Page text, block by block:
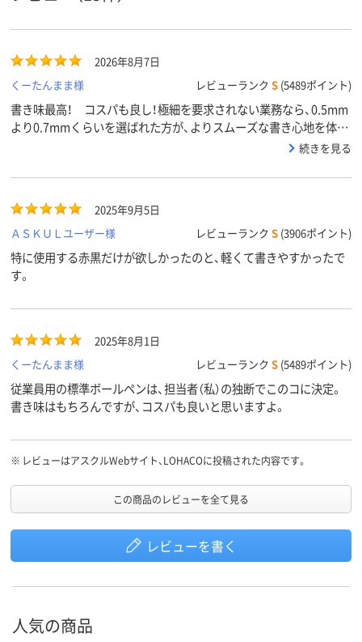
インク色 黒･赤 黒・赤 黒色／赤色
カラーグ
ブラック系、レッド
アスクル
商品環境
スコア
85
2026年8月7日
くーたんまま様
レビューランク S (5489ポイント)
書き味最高！ コスパも良し！極細を要求されない業務なら、0.5mm
より0.7mmくらいを選ばれた方が、よりスムーズな書き心地を体感
続きを見る
2025年9月5日
ＡＳＫＵＬユーザー様
レビューランク S (3906ポイント)
特に使用する赤黒だけが欲しかったのと、軽くて書きやすかったで
す。
2025年8月1日
くーたんまま様
レビューランク S (5489ポイント)
従業員用の標準ボールペンは、担当者（私）の独断でこのコに決定。
書き味はもちろんですが、コスパも良いと思いますよ。
※ レビューはアスクルWebサイト、LOHACOに投稿された内容です。
この商品のレビューを全て見る
レビューを書く
人気の商品